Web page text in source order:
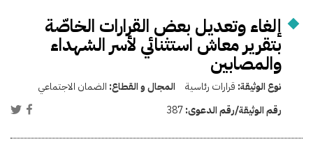
إلغاء وتعديل بعض القرارات الخاصّة
بتقرير معاش استثنائي لأسر الشهداء
والمصابين
نوع الوثيقة: قرارات رئاسية المجال و القطاع: الضمان الاجتماعي
رقم الوثيقة/رقم الدعوى:387